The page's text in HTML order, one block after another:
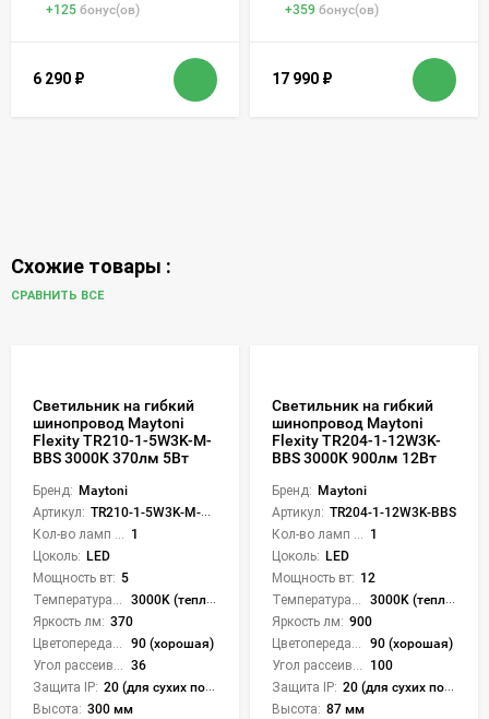
+125 бонус(ов)
6 290 ₽
+359 бонус(ов)
17 990 ₽
Схожие товары :
СРАВНИТЬ ВСЕ
Светильник на гибкий
шинопровод Maytoni
Flexity TR210-1-5W3K-M-
BBS 3000K 370лм 5Вт
Бренд: Maytoni
Артикул: TR210-1-5W3K-M-BBS
1
Цоколь: LED
Мощность вт: 5
3000K (теплый)
Яркость лм: 370
90 (хорошая)
36
Защита IP: 20 (для сухих пом.)
Высота: 300 мм
Светильник на гибкий
шинопровод Maytoni
Flexity TR204-1-12W3K-
BBS 3000K 900лм 12Вт
Бренд: Maytoni
Артикул: TR204-1-12W3K-BBS
1
Цоколь: LED
Мощность вт: 12
3000K (теплый)
Яркость лм: 900
90 (хорошая)
100
Защита IP: 20 (для сухих пом.)
Высота: 87 мм